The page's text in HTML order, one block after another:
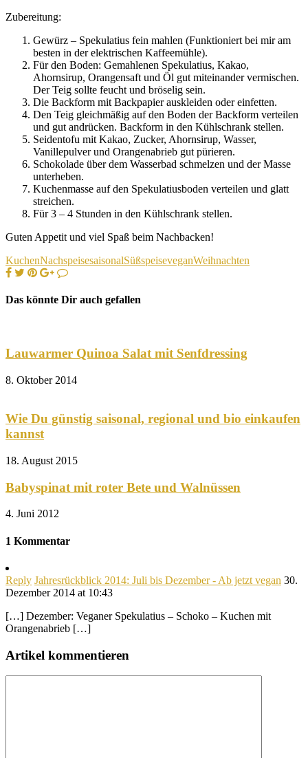
Zubereitung:
Gewürz – Spekulatius fein mahlen (Funktioniert bei mir am
besten in der elektrischen Kaffeemühle).
Für den Boden: Gemahlenen Spekulatius, Kakao,
Ahornsirup, Orangensaft und Öl gut miteinander vermischen.
Der Teig sollte feucht und bröselig sein.
Die Backform mit Backpapier auskleiden oder einfetten.
Den Teig gleichmäßig auf den Boden der Backform verteilen
und gut andrücken. Backform in den Kühlschrank stellen.
Seidentofu mit Kakao, Zucker, Ahornsirup, Wasser,
Vanillepulver und Orangenabrieb gut pürieren.
Schokolade über dem Wasserbad schmelzen und der Masse
unterheben.
Kuchenmasse auf den Spekulatiusboden verteilen und glatt
streichen.
Für 3 – 4 Stunden in den Kühlschrank stellen.
Guten Appetit und viel Spaß beim Nachbacken!
KuchenNachspeisesaisonalSüßspeiseveganWeihnachten
Das könnte Dir auch gefallen
Lauwarmer Quinoa Salat mit Senfdressing
8. Oktober 2014
Wie Du günstig saisonal, regional und bio einkaufen
kannst
18. August 2015
Babyspinat mit roter Bete und Walnüssen
4. Juni 2012
1 Kommentar
Reply Jahresrückblick 2014: Juli bis Dezember - Ab jetzt vegan 30.
Dezember 2014 at 10:43
[…] Dezember: Veganer Spekulatius – Schoko – Kuchen mit
Orangenabrieb […]
Artikel kommentieren